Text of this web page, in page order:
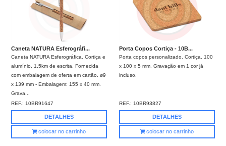
Caneta NATURA Esferográfi...
Caneta NATURA Esferográfica. Cortiça e
alumínio. 1,5km de escrita. Fornecida
com embalagem de oferta em cartão. ø9
x 139 mm - Embalagem: 155 x 40 mm.
Grava...
REF.:10BR91647
DETALHES
colocar no carrinho
Porta Copos Cortiça - 10B...
Porta copos personalizado. Cortiça. 100
x 100 x 5 mm. Gravação em 1 cor já
incluso.
REF.:10BR93827
DETALHES
colocar no carrinho